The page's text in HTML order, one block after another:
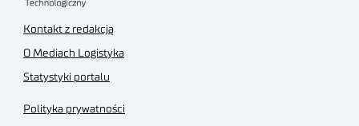
Kontakt z redakcją
O Mediach Logistyka
Statystyki portalu
Polityka prywatności